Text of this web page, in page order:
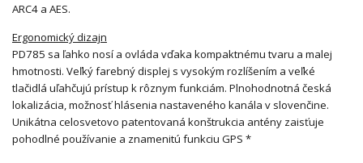
ARC4 a AES.
Ergonomický dizajn
PD785 sa ľahko nosí a ovláda vďaka kompaktnému tvaru a malej
hmotnosti. Veľký farebný displej s vysokým rozlíšením a veľké
tlačidlá uľahčujú prístup k rôznym funkciám. Plnohodnotná česká
lokalizácia, možnosť hlásenia nastaveného kanála v slovenčine.
Unikátna celosvetovo patentovaná konštrukcia antény zaisťuje
pohodlné používanie a znamenitú funkciu GPS *